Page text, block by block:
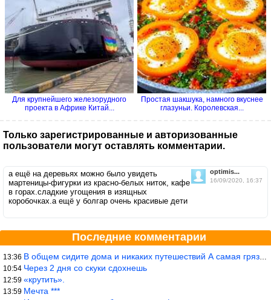
Для крупнейшего железорудного
проекта в Африке Китай...
Простая шакшука, намного вкуснее
глазуньи. Королевская...
Только зарегистрированные и авторизованные
пользователи могут оставлять комментарии.
optimis...
16/09/2020, 16:37
а ещё на деревьях можно было увидеть
мартеницы-фигурки из красно-белых ниток, кафе
в горах.сладкие угощения в изящных
коробочках.а ещё у болгар очень красивые дети
Последние комментарии
13:36 В общем сидите дома и никаких путешествий А самая грязная в от
10:54 Через 2 дня со скуки сдохнешь
12:59 «крутить».
13:59 Мечта ***